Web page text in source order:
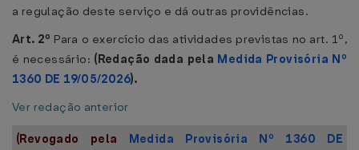
a regulação deste serviço e dá outras providências.
Art. 2º Para o exercício das atividades previstas no art. 1º,
é necessário: (Redação dada pela Medida Provisória Nº
1360 DE 19/05/2026).
Ver redação anterior
(Revogado pela Medida Provisória Nº 1360 DE